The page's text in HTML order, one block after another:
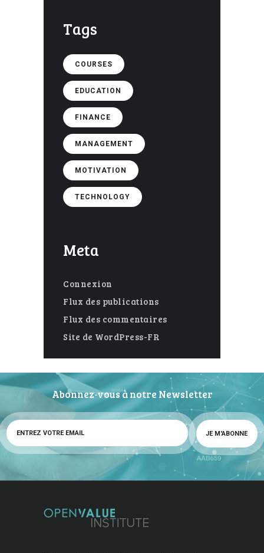
Tags
COURSES
EDUCATION
FINANCE
MANAGEMENT
MOTIVATION
TECHNOLOGY
Meta
Connexion
Flux des publications
Flux des commentaires
Site de WordPress-FR
Abonnez-vous à notre Newsletter